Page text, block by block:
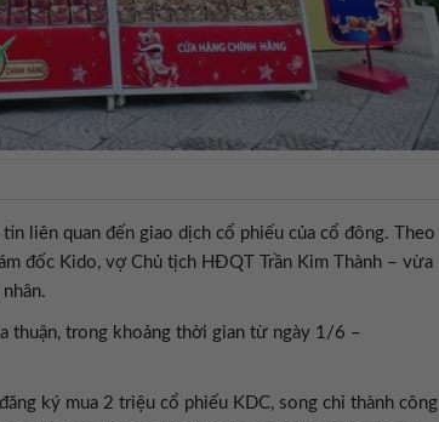
liên quan đến giao dịch cổ phiếu của cổ đông. Theo
đốc Kido, vợ Chủ tịch HĐQT Trần Kim Thành – vừa
thuận, trong khoảng thời gian từ ngày 1/6 –
ký mua 2 triệu cổ phiếu KDC, song chỉ thành công